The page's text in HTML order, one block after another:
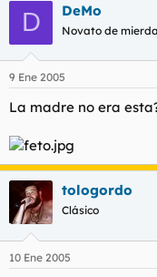
D DeMo
Novato de mierda
9 Ene 2005
La madre no era
tologordo
Clásico
10 Ene 2005